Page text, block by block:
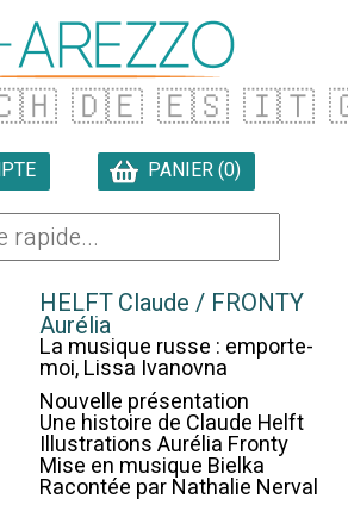
🇩🇪 🇪🇸 🇮🇹
PANIER (0)
HELFT Claude / FRONTY
Aurélia
La musique russe : emporte-
moi, Lissa Ivanovna
Nouvelle présentation
Une histoire de Claude Helft
Illustrations Aurélia Fronty
Mise en musique Bielka
Racontée par Nathalie Nerval